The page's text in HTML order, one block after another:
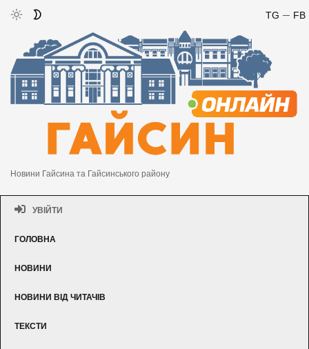
FB
TG
Новини Гайсина та Гайсинського району
УВІЙТИ
ГОЛОВНА
НОВИНИ
НОВИНИ ВІД ЧИТАЧІВ
ТЕКСТИ